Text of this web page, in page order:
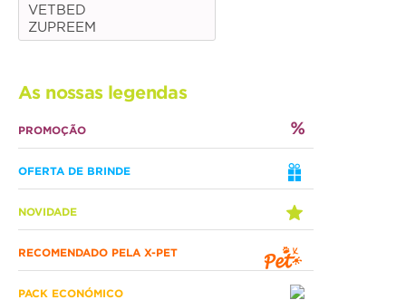
Tartaruga
Serpente
Cão
Júnior
Adulto
Sénior
VETBED
ZUPREEM
As nossas legendas
PROMOÇÃO
OFERTA DE BRINDE
NOVIDADE
RECOMENDADO PELA X-PET
PACK ECONÓMICO